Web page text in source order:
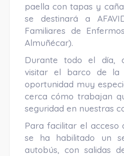
paella con tapas y
se destinará a
Familiares de
Almuñécar).
Durante todo el día,
visitar el barco de la
oportunidad muy
cerca cómo trabajan
seguridad en nuestras
Para facilitar el acceso
se ha habilitado un
autobús, con salidas